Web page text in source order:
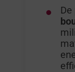
De